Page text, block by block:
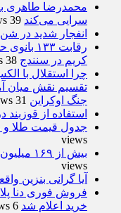
محمدرضا طاهری
سرایی می‌کند 39 views
انفجار شدید در شن یانگ چین
رقابت
کریم در سنندج 38 views
چرا استقلال با
تقسیم نقش میان
جنگ اوکراین 31 views
استفاده از
جدول قیمت طلا و سکه دوشنبه
views
بیش از ۱۶۹ میلیون دلار کالا از گمرک زنجان صادر شد
views
آیا گرانی بنزین
فروش فوری دنا
خرید اعلام شد 6 views